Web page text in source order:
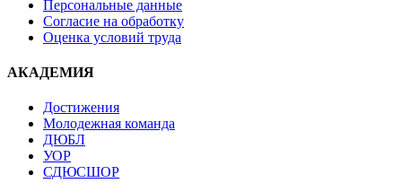
Персональные данные
Согласие на обработку
Оценка условий труда
АКАДЕМИЯ
Достижения
Молодежная команда
ДЮБЛ
УОР
СДЮСШОР